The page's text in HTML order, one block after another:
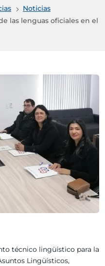
Noticias
las lenguas oficiales en el
técnico lingüístico para la
Lingüísticos,